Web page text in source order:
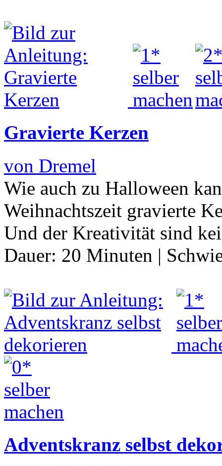
Gravierte Kerzen
von Dremel
Wie auch zu Halloween
Weihnachtszeit gravierte
Und der Kreativität sind
Dauer: 20 Minuten |
Adventskranz selbst